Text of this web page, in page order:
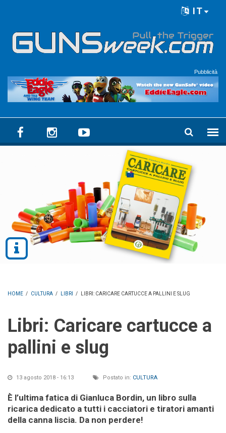
IT
Pubblicità
HOME / CULTURA / LIBRI / LIBRI: CARICARE CARTUCCE A PALLINI E SLUG
Libri: Caricare cartucce a
pallini e slug
13 agosto 2018 - 16:13 Postato in: CULTURA
È l’ultima fatica di Gianluca Bordin, un libro sulla
ricarica dedicato a tutti i cacciatori e tiratori amanti
della canna liscia. Da non perdere!